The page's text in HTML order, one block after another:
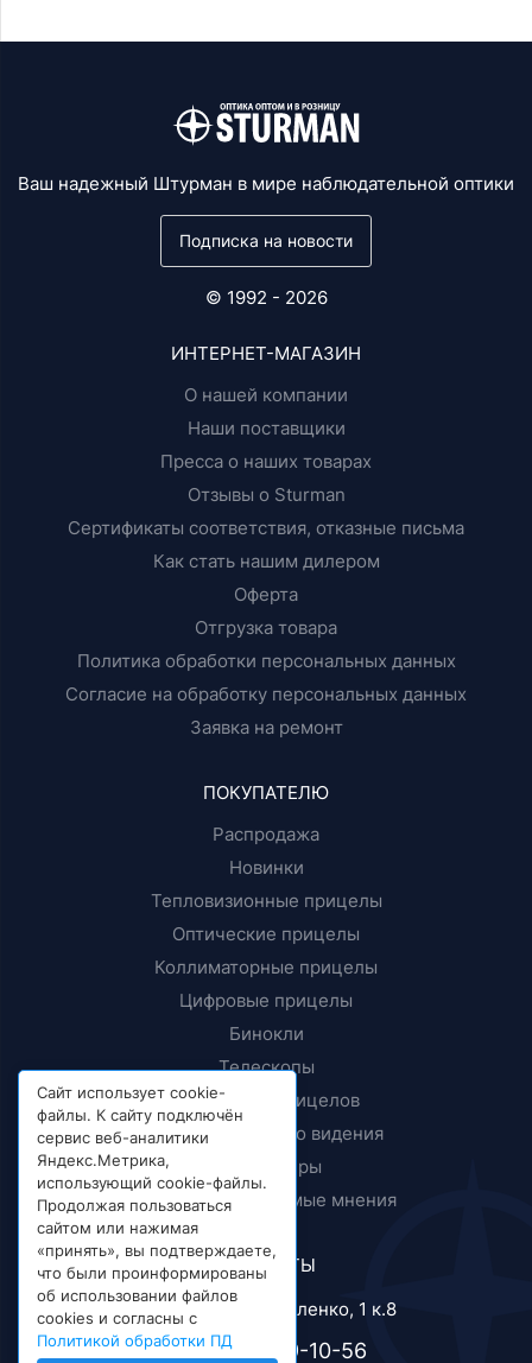
Ваш надежный Штурман в мире наблюдательной оптики
Подписка на новости
© 1992 - 2026
ИНТЕРНЕТ-МАГАЗИН
О нашей компании
Наши поставщики
Пресса о наших товарах
Отзывы о Sturman
Сертификаты соответствия, отказные письма
Как стать нашим дилером
Оферта
Отгрузка товара
Политика обработки персональных данных
Согласие на обработку персональных данных
Заявка на ремонт
ПОКУПАТЕЛЮ
Распродажа
Новинки
Тепловизионные прицелы
Оптические прицелы
Коллиматорные прицелы
Цифровые прицелы
Бинокли
Телескопы
Крепления прицелов
Приборы ночного видения
Дальномеры
Тесты и независимые мнения
КОНТАКТЫ
г. Москва, ул. Короленко, 1 к.8
+7 (495) 989-10-56
Сайт использует cookie-
файлы. К сайту подключён
сервис веб-аналитики
Яндекс.Метрика,
использующий cookie-файлы.
Продолжая пользоваться
сайтом или нажимая
«принять», вы подтверждаете,
что были проинформированы
об использовании файлов
cookies и согласны с
Политикой обработки ПД